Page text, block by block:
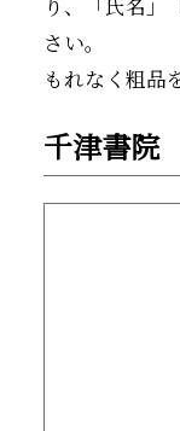
り、「氏名」
さい。
もれなく粗品
千津書院